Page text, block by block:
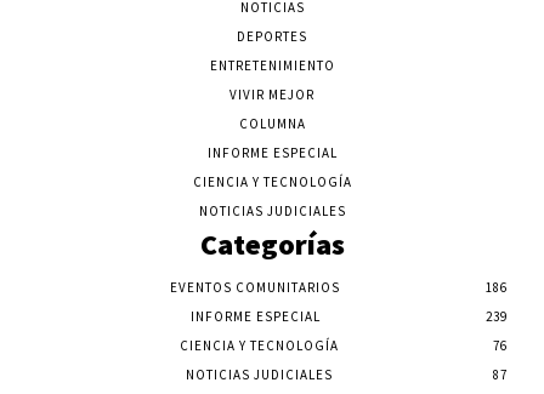
NOTICIAS
DEPORTES
ENTRETENIMIENTO
VIVIR MEJOR
COLUMNA
INFORME ESPECIAL
CIENCIA Y TECNOLOGÍA
NOTICIAS JUDICIALES
Categorías
EVENTOS COMUNITARIOS
186
INFORME ESPECIAL
239
CIENCIA Y TECNOLOGÍA
76
NOTICIAS JUDICIALES
87